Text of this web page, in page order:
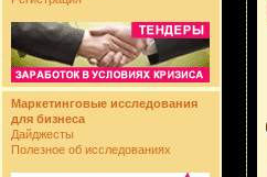
Маркетинговые исследования
для бизнеса
Дайджесты
Полезное об исследованиях